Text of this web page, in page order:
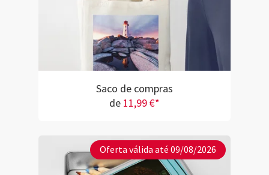
Saco de compras
de 11,99 €*
Oferta válida até 09/08/2026